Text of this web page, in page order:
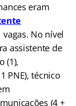
eram
No nível
assistente de
(1),
PNE), técnico
(4 +